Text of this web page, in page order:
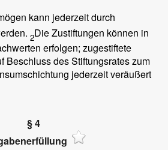
kann jederzeit durch
2Die Zustiftungen können in
erfolgen; zugestiftete
Beschluss des Stiftungsrates zum
jederzeit veräußert
§ 4